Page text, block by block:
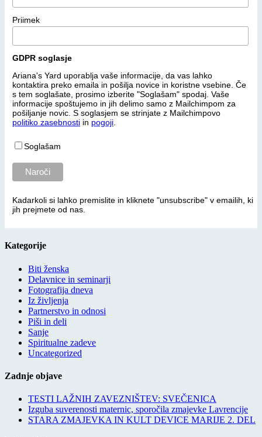
Priimek
GDPR soglasje
Ariana's Yard uporablja vaše informacije, da vas lahko
kontaktira preko emaila in pošilja novice in koristne vsebine. Če
s tem soglašate, prosimo izberite "Soglašam" spodaj. Vaše
informacije spoštujemo in jih delimo samo z Mailchimpom za
pošiljanje novic. S soglasjem se strinjate z Mailchimpovo
politiko zasebnostiin pogoji.
Soglašam
Kadarkoli si lahko premislite in kliknete "unsubscribe" v emailih, ki
jih prejmete od nas.
Kategorije
Biti ženska
Delavnice in seminarji
Fotografija dneva
Iz življenja
Partnerstvo in odnosi
Piši in deli
Sanje
Spiritualne zadeve
Uncategorized
Zadnje objave
TESTI LAŽNIH ZAVEZNIŠTEV: SVEČENICA
Izguba suverenosti maternic, sporočila zmajevke Lavrencije
STARA ZMAJEVKA IN KULT DEVICE MARIJE 2. DEL